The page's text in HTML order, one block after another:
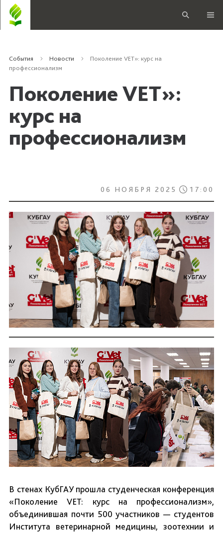
События Новости
Поколение VET»: курс на
профессионализм
Поколение VET»:
курс на
профессионализм
06 НОЯБРЯ 2025 17:00
В стенах КубГАУ прошла студенческая конференция
«Поколение VET: курс на профессионализм»,
объединившая почти 500 участников — студентов
Института ветеринарной медицины, зоотехнии и